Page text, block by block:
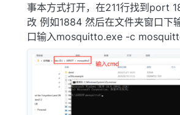
事本方式打开，在211行找到port
改 例如1884 然后在文件夹窗口下
口输入mosquitto.exe -c